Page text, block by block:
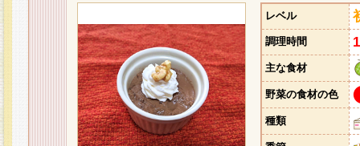
レベル
調理時間
主な食材
野菜の食材の色
種類